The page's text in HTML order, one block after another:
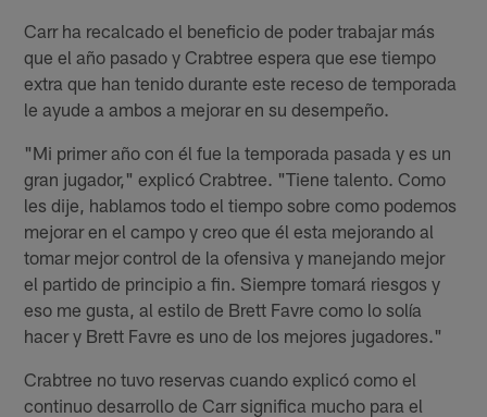
Carr ha recalcado el beneficio de poder trabajar más
que el año pasado y Crabtree espera que ese tiempo
extra que han tenido durante este receso de temporada
le ayude a ambos a mejorar en su desempeño.
"Mi primer año con él fue la temporada pasada y es un
gran jugador," explicó Crabtree. "Tiene talento. Como
les dije, hablamos todo el tiempo sobre como podemos
mejorar en el campo y creo que él esta mejorando al
tomar mejor control de la ofensiva y manejando mejor
el partido de principio a fin. Siempre tomará riesgos y
eso me gusta, al estilo de Brett Favre como lo solía
hacer y Brett Favre es uno de los mejores jugadores."
Crabtree no tuvo reservas cuando explicó como el
continuo desarrollo de Carr significa mucho para el